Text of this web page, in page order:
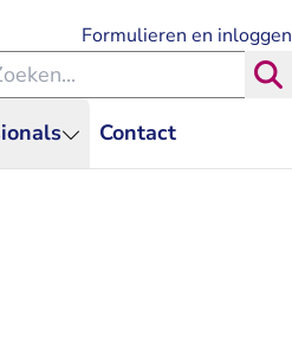
Contact
Formulieren en inloggen
binnen de Rechtspraak